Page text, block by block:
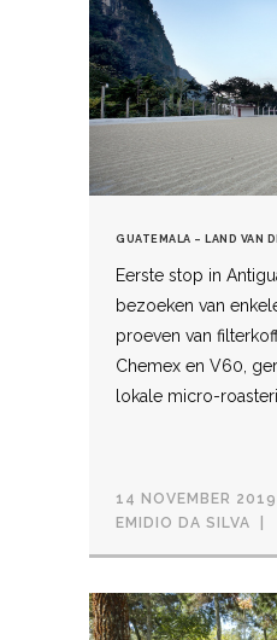
GUATEMALA – LAND VAN
Eerste stop in
bezoeken van
proeven van
Chemex en V60,
lokale micro-
14 NOVEMBER 2019
EMIDIO DA SILVA